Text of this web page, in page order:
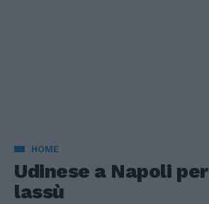
HOME
Udinese a Napoli
lassù